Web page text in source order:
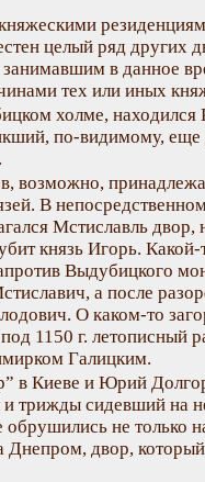
целый ряд других
в данное
тех или иных
холме, находился
по-видимому,
возможно,
В
Мстиславль двор,
князь Игорь.
Выдубицкого
а после
О каком-то
1150 г. летописный
Галицким.
в Киеве и Юрий
и трижды сидевший на
обрушились не только
двор,